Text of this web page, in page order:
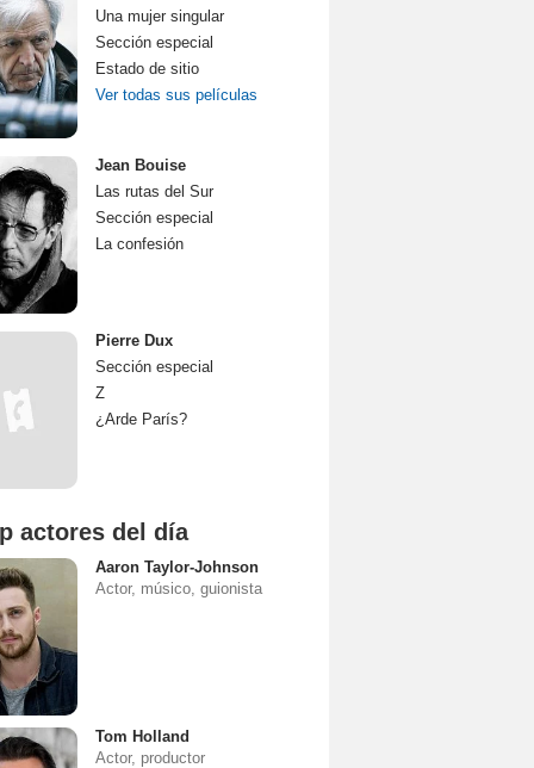
Una mujer singular
Sección especial
Estado de sitio
Ver todas sus películas
Jean Bouise
Las rutas del Sur
Sección especial
La confesión
Pierre Dux
Sección especial
Z
¿Arde París?
actores del día
Aaron Taylor-Johnson
Actor, músico, guionista
Tom Holland
Actor, productor